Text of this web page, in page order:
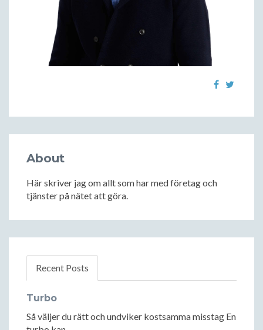
About
Här skriver jag om allt som har med företag och
tjänster på nätet att göra.
Recent Posts
Turbo
Så väljer du rätt och undviker kostsamma misstag En